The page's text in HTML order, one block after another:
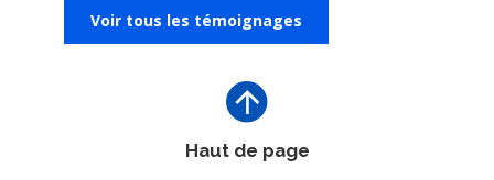
Voir tous les témoignages
Haut de page